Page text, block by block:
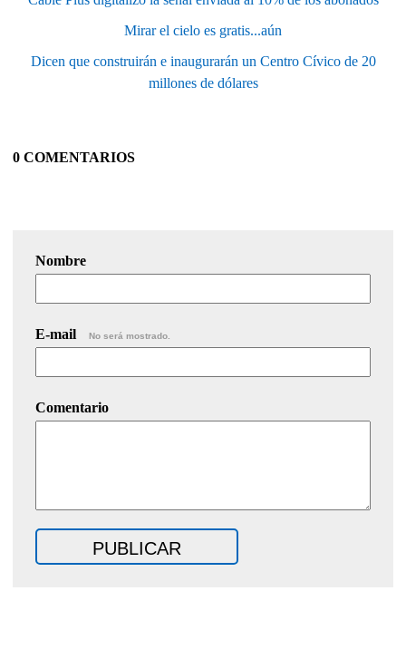
Mirar el cielo es gratis...aún
Dicen que construirán e inaugurarán un Centro Cívico de 20
millones de dólares
0 COMENTARIOS
Nombre
E-mail No será mostrado.
Comentario